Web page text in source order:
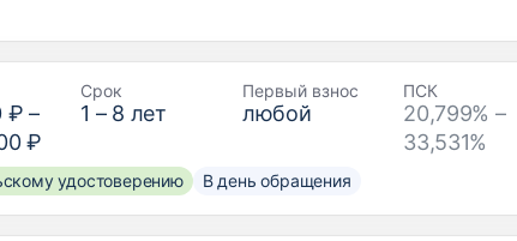
₽ –
₽
Срок
1 – 8 лет
Первый взнос
любой
ПСК
20,799% –
33,531%
удостоверению В день обращения